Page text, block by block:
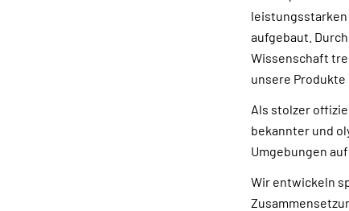
aufgebaut.
Wissenschaft
unsere Produkte
Als stolzer
bekannter und
Umgebungen
Wir entwickeln